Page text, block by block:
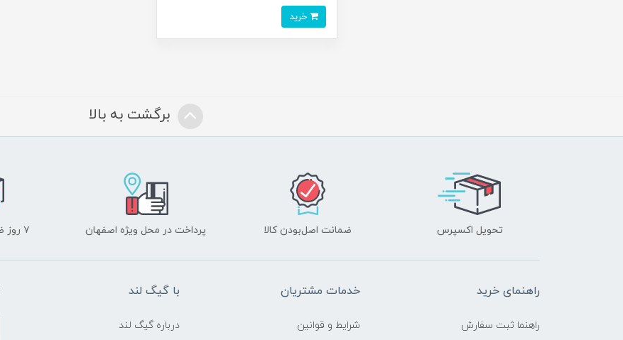
برگشت به بالا
تحویل اکسپرس ضمانت اصل‌بودن کالا پرداخت در محل ویژه اصفهان ۷ روز ضمانت بازگشت
راهنمای خرید
راهنما ثبت سفارش
خدمات مشتریان
شرایط و قوانین
با گیگ لند
درباره گیگ لند